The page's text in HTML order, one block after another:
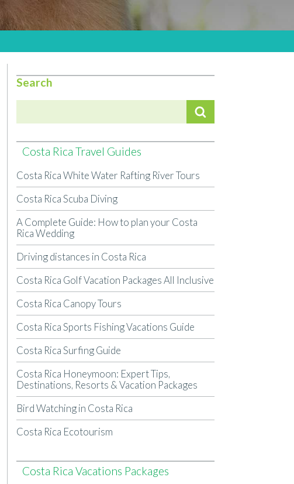
Search
Costa Rica Travel Guides
Costa Rica White Water Rafting River Tours
Costa Rica Scuba Diving
A Complete Guide: How to plan your Costa
Rica Wedding
Driving distances in Costa Rica
Costa Rica Golf Vacation Packages All Inclusive
Costa Rica Canopy Tours
Costa Rica Sports Fishing Vacations Guide
Costa Rica Surfing Guide
Costa Rica Honeymoon: Expert Tips,
Destinations, Resorts & Vacation Packages
Bird Watching in Costa Rica
Costa Rica Ecotourism
Costa Rica Vacations Packages